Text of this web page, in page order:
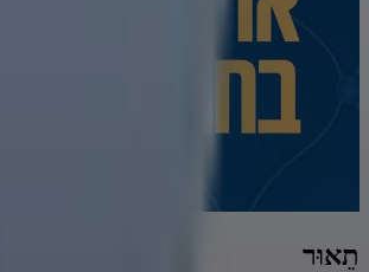
תֵאוּר